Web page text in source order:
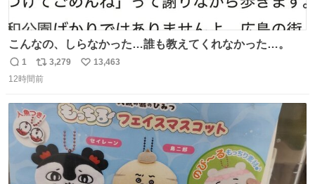
こんなの、しらなかった…誰も教えてくれなかった…。
返
信
1
リ
ポ
ト
数
3,279
い
数
13,463
12時間前